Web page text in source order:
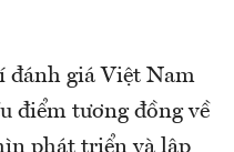
đánh giá Việt Nam
điểm tương đồng về
phát triển và lập